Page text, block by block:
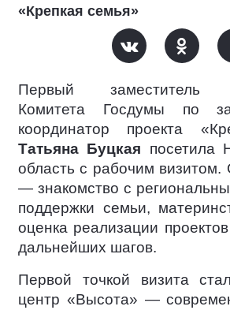
«Крепкая семья»
Первый заместитель
Комитета Госдумы по
координатор проекта
Татьяна Буцкая посетила
область с рабочим визитом.
— знакомство с
поддержки семьи,
оценка реализации
дальнейших шагов.
Первой точкой визита
центр «Высота» —